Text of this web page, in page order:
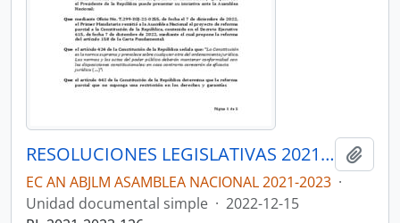
RESOLUCIONES LEGISLATIVAS 2021-2023
EC AN ABJLM ASAMBLEA NACIONAL 2021-2023 ·
Unidad documental simple · 2022-12-15